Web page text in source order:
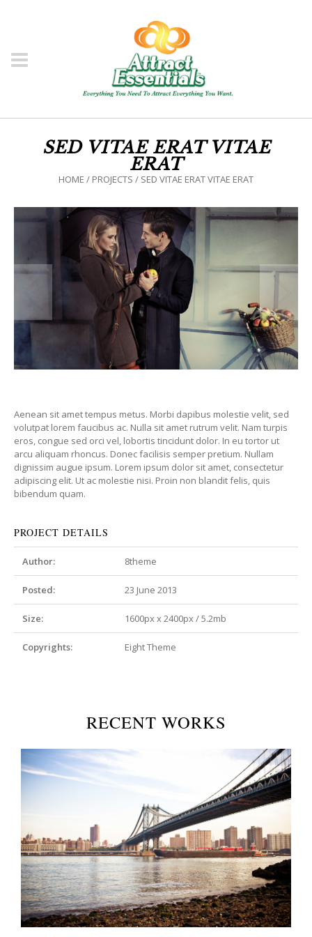
SED VITAE ERAT VITAE
ERAT
HOME / PROJECTS / SED VITAE ERAT VITAE ERAT
Aenean sit amet tempus metus. Morbi dapibus molestie velit, sed
volutpat lorem faucibus ac. Nulla sit amet rutrum velit. Nam turpis
eros, congue sed orci vel, lobortis tincidunt dolor. In eu tortor ut
arcu aliquam rhoncus. Donec facilisis semper pretium. Nullam
dignissim augue ipsum. Lorem ipsum dolor sit amet, consectetur
adipiscing elit. Ut ac molestie nisi. Proin non blandit felis, quis
bibendum quam.
PROJECT DETAILS
Author: 8theme
Posted: 23 June 2013
Size: 1600px x 2400px / 5.2mb
Copyrights: Eight Theme
RECENT WORKS